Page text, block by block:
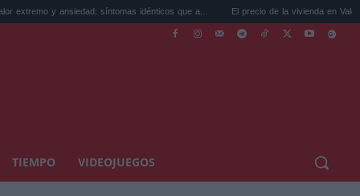
síntomas idénticos que a... El precio de la vivienda en Valencia sube a
TIEMPO VIDEOJUEGOS